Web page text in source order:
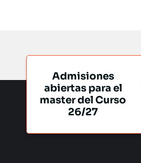
Admisiones
abiertas para el
master del Curso
26/27